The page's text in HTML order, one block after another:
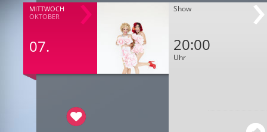
MITTWOCH
OKTOBER
07.
Show
20:00
Uhr